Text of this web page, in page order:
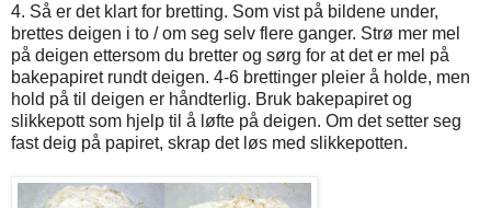
4. Så er det klart for bretting. Som vist på bildene under,
brettes deigen i to / om seg selv flere ganger. Strø mer mel
på deigen ettersom du bretter og sørg for at det er mel på
bakepapiret rundt deigen. 4-6 brettinger pleier å holde, men
hold på til deigen er håndterlig. Bruk bakepapiret og
slikkepott som hjelp til å løfte på deigen. Om det setter seg
fast deig på papiret, skrap det løs med slikkepotten.